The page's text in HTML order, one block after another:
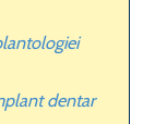
dentar